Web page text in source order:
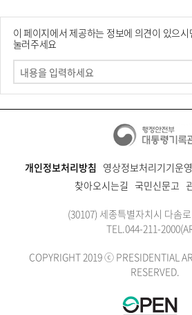
이 페이지에서 제공하는 정보에 의견이 있으
눌러주세요
개인정보처리방침 영상정보처리기기운
찾아오시는길 국민신문고
(30107) 세종특별자치시 다솜
TEL. 044-211-2000
COPYRIGHT 2019 ⓒ PRESIDENTIAL
RESERVED.